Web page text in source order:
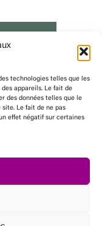
technologies telles que les
appareils. Le fait de
des données telles que le
Le fait de ne pas
effet négatif sur certaines